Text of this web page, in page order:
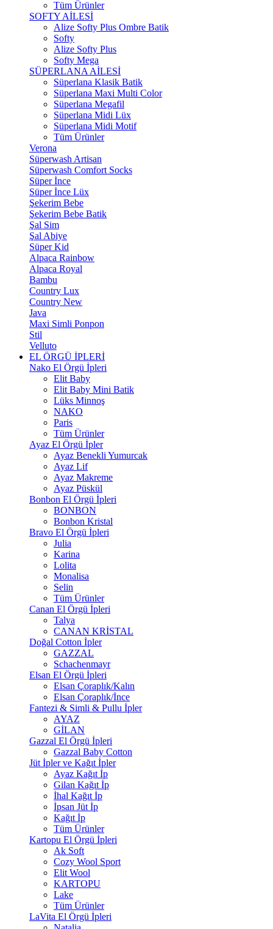
Tüm Ürünler
SOFTY AİLESİ
Alize Softy Plus Ombre Batik
Softy
Alize Softy Plus
Softy Mega
SÜPERLANA AİLESİ
Süperlana Klasik Batik
Süperlana Maxi Multi Color
Süperlana Megafil
Süperlana Midi Lüx
Süperlana Midi Motif
Tüm Ürünler
Verona
Süperwash Artisan
Süperwash Comfort Socks
Süper İnce
Süper İnce Lüx
Şekerim Bebe
Şekerim Bebe Batik
Şal Sim
Şal Abiye
Süper Kid
Alpaca Rainbow
Alpaca Royal
Bambu
Country Lux
Country New
Java
Maxi Simli Ponpon
Stil
Velluto
EL ÖRGÜ İPLERİ
Nako El Örgü İpleri
Elit Baby
Elit Baby Mini Batik
Lüks Minnoş
NAKO
Paris
Tüm Ürünler
Ayaz El Örgü İpler
Ayaz Benekli Yumurcak
Ayaz Lif
Ayaz Makreme
Ayaz Püskül
Bonbon El Örgü İpleri
BONBON
Bonbon Kristal
Bravo El Örgü İpleri
Julia
Karina
Lolita
Monalisa
Selin
Tüm Ürünler
Canan El Örgü İpleri
Talya
CANAN KRİSTAL
Doğal Cotton İpler
GAZZAL
Schachenmayr
Elsan El Örgü İpleri
Elsan Çoraplık/Kalın
Elsan Çoraplık/İnce
Fantezi & Simli & Pullu İpler
AYAZ
GİLAN
Gazzal El Örgü İpleri
Gazzal Baby Cotton
Jüt İpler ve Kağıt İpler
Ayaz Kağıt İp
Gilan Kağıt İp
İhal Kağıt İp
İpsan Jüt İp
Kağıt İp
Tüm Ürünler
Kartopu El Örgü İpleri
Ak Soft
Cozy Wool Sport
Elit Wool
KARTOPU
Lake
Tüm Ürünler
LaVita El Örgü İpleri